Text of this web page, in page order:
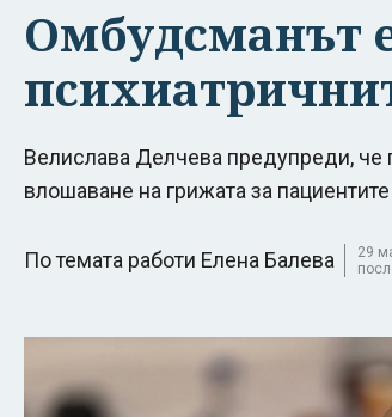
Омбудсманът
Велислава Делчева предупреди,
влошаване на грижата за пациентите
По темата работи Елена Балева
29